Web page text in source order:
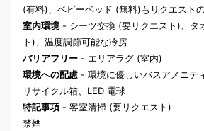
(有料)、ベビーベッド (無料)もリクエスト
室内環境 - シーツ交換 (要リクエスト)、タ
ト)、温度調節可能な冷房
バリアフリー - エリアラグ (室内)
環境への配慮 - 環境に優しいバスアメニテ
リサイクル箱、LED 電球
特記事項 - 客室清掃 (要リクエスト)
禁煙